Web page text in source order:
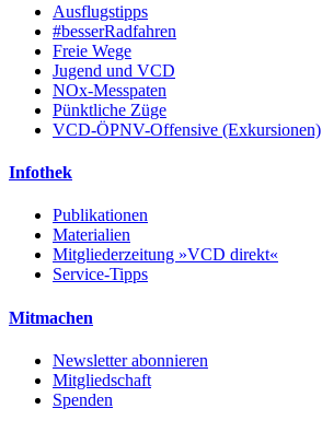
Ausflugstipps
#besserRadfahren
Freie Wege
Jugend und VCD
NOx-Messpaten
Pünktliche Züge
VCD-ÖPNV-Offensive (Exkursionen)
Infothek
Publikationen
Materialien
Mitgliederzeitung »VCD direkt«
Service-Tipps
Mitmachen
Newsletter abonnieren
Mitgliedschaft
Spenden